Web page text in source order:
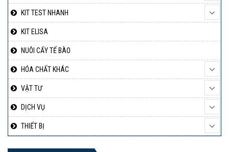
KIT TEST NHANH
KIT ELISA
NUÔI CẤY TẾ BÀO
HÓA CHẤT KHÁC
VẬT TƯ
DỊCH VỤ
THIẾT BỊ